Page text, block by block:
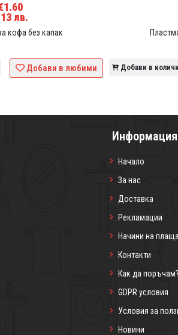
лв.
кофа без капак
Добави в любими Добави в
Информация
Начало
За нас
Доставка
Рекламации
Начини на
Контакти
Как да поръчам?
GDPR условия
Условия за
Новини